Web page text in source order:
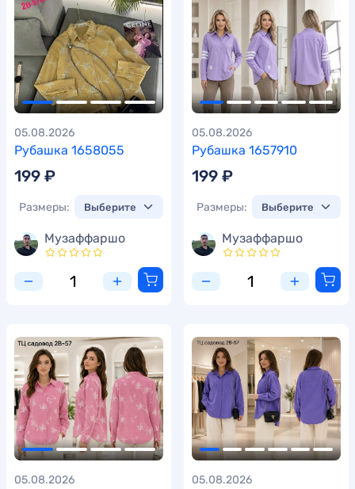
Рубашка 1658055
05.08.2026
199 ₽
Размеры:
Музаффаршо
Рубашка 1657910
05.08.2026
199 ₽
Размеры:
Музаффаршо
05.08.2026 05.08.2026